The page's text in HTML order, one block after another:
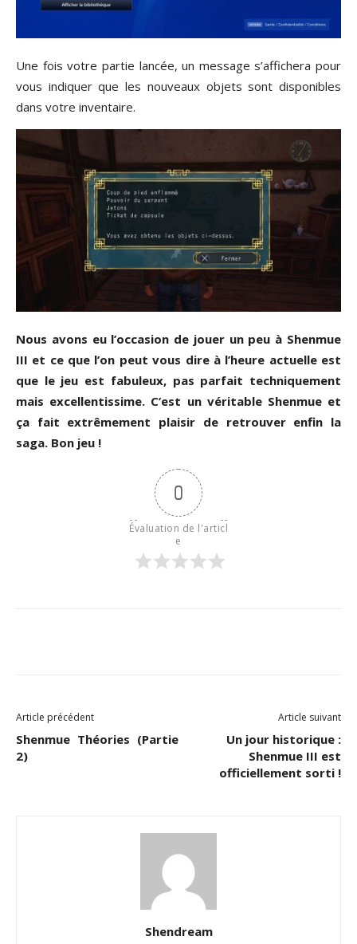
Une fois votre partie lancée, un message s’affichera pour
vous indiquer que les nouveaux objets sont disponibles
dans votre inventaire.
Nous avons eu l’occasion de jouer un peu à Shenmue
III et ce que l’on peut vous dire à l’heure actuelle est
que le jeu est fabuleux, pas parfait techniquement
mais excellentissime. C’est un véritable Shenmue et
ça fait extrêmement plaisir de retrouver enfin la
saga. Bon jeu !
0
Évaluation de l'articl
e
Article précédent
Shenmue Théories (Partie
2)
Article suivant
Un jour historique :
Shenmue III est
officiellement sorti !
Shendream